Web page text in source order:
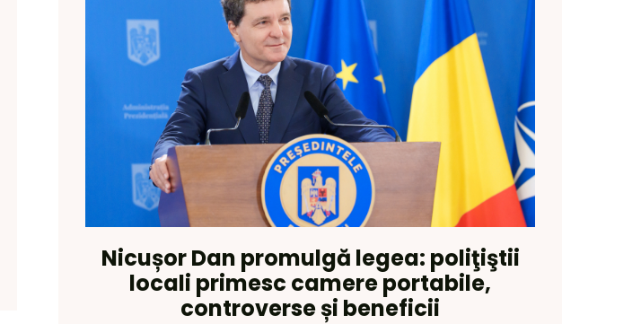
Nicușor Dan promulgă legea: poliţiştii
locali primesc camere portabile,
controverse și beneficii